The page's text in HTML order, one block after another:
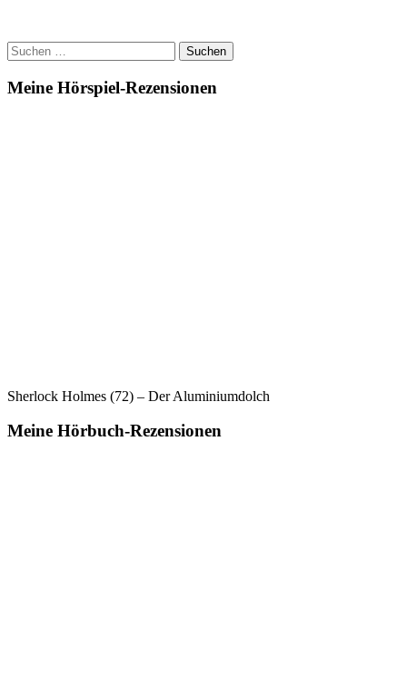
Rezension)
Suchen
nach:
Meine Hörspiel-Rezensionen
Sherlock Holmes (72) – Der Aluminiumdolch
Meine Hörbuch-Rezensionen